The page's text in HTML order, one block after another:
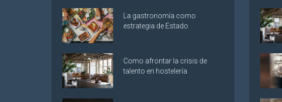
La gastronomía como
estrategia de Estado
Como afrontar la crisis de
talento en hostelería